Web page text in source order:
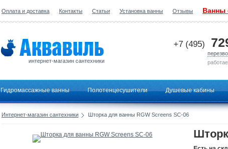
Оплата и доставка Контакты Статьи Установка ванны Отзывы Ванны
интернет-магазин сантехники
+7 (495)
Гидромассажные ванны Полотенцесушители Душевые кабины
Интернет-магазин сантехники Шторка для ванны RGW Screens SC-06